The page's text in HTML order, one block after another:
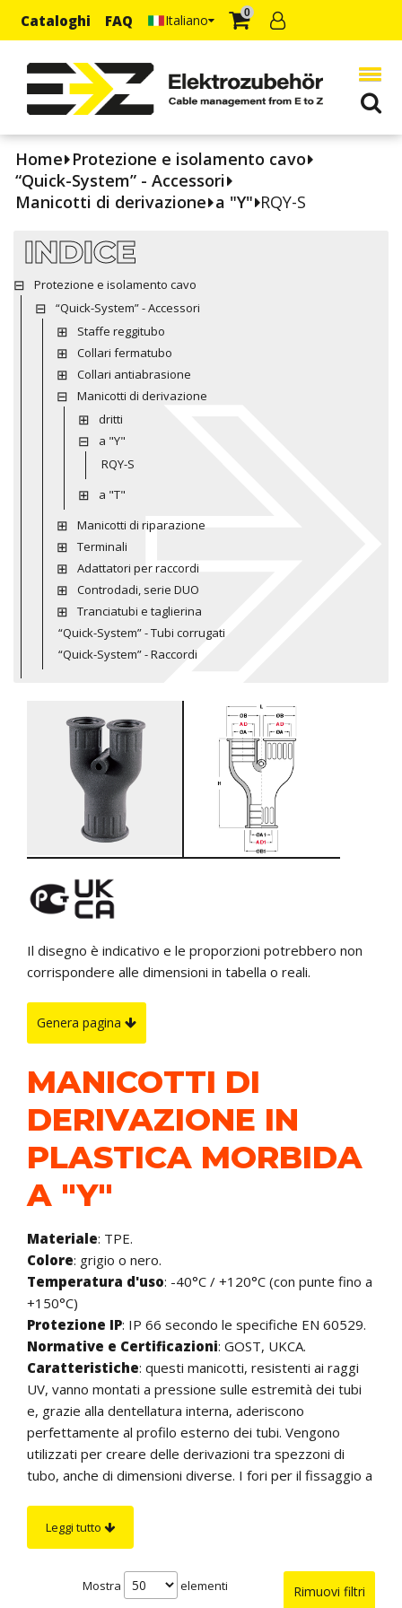
Cataloghi FAQ Italiano 0
Home Protezione e isolamento cavo
“Quick-System” - Accessori
Manicotti di derivazione a "Y" RQY-S
INDICE
Protezione e isolamento cavo
“Quick-System” - Accessori
Staffe reggitubo
Collari fermatubo
Collari antiabrasione
Manicotti di derivazione
dritti
a "Y"
RQY-S
a "T"
Manicotti di riparazione
Terminali
Adattatori per raccordi
Controdadi, serie DUO
Tranciatubi e taglierina
“Quick-System” - Tubi corrugati
“Quick-System” - Raccordi
Il disegno è indicativo e le proporzioni potrebbero non
corrispondere alle dimensioni in tabella o reali.
Genera pagina
MANICOTTI DI
DERIVAZIONE IN
PLASTICA MORBIDA
A "Y"
Materiale: TPE.
Colore: grigio o nero.
Temperatura d'uso: -40°C / +120°C (con punte fino a
+150°C)
Protezione IP: IP 66 secondo le specifiche EN 60529.
Normative e Certificazioni: GOST, UKCA.
Caratteristiche: questi manicotti, resistenti ai raggi
UV, vanno montati a pressione sulle estremità dei tubi
e, grazie alla dentellatura interna, aderiscono
perfettamente al profilo esterno dei tubi. Vengono
utilizzati per creare delle derivazioni tra spezzoni di
tubo, anche di dimensioni diverse. I fori per il fissaggio a
Leggi tutto
Rimuovi filtri
Mostra elementi